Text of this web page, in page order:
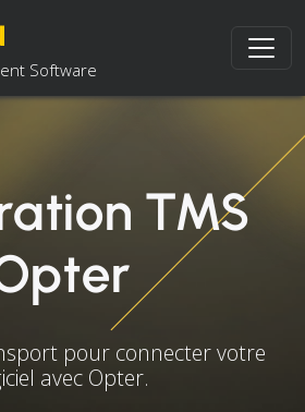
Software
TMS
pour connecter votre
avec Opter.